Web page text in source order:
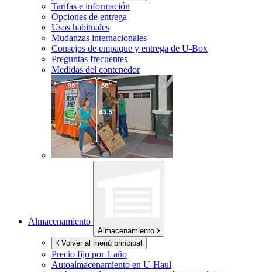
Tarifas e información
Opciones de entrega
Usos habituales
Mudanzas internacionales
Consejos de empaque y entrega de U-Box
Preguntas frecuentes
Medidas del contenedor
Almacenamiento
Almacenamiento
Volver al menú principal
Precio fijo por 1 año
Autoalmacenamiento en U-Haul